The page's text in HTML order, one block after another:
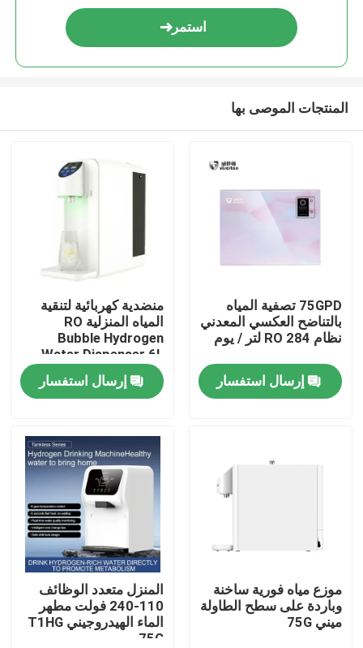
منزل
منتجات
معلومات عنا
اتصل بنا
أخبار
استمر
المنتجات الموصى بها
75GPD تصفية المياه
بالتناضح العكسي المعدني
نظام RO 284 لتر / يوم
إرسال استفسار
منضدية كهربائية لتنقية
المياه المنزلية RO
Bubble Hydrogen
Water Dispenser 6L
Water Tank
إرسال استفسار
موزع مياه فورية ساخنة
وباردة على سطح الطاولة
ميني 75G
المنزل متعدد الوظائف
110-240 فولت مطهر
الماء الهيدروجيني T1HG
75G